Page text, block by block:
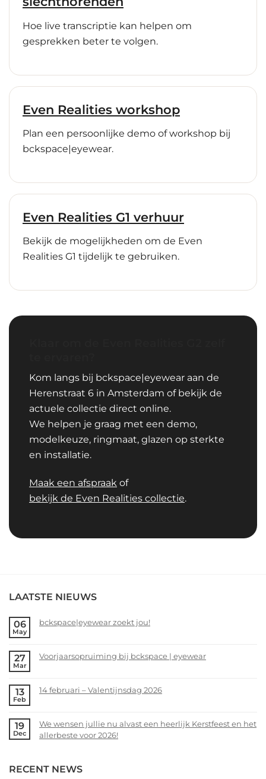
Hoe live transcriptie kan helpen om
gesprekken beter te volgen.
Even Realities workshop
Plan een persoonlijke demo of workshop bij
bckspace|eyewear.
Even Realities G1 verhuur
Bekijk de mogelijkheden om de Even
Realities G1 tijdelijk te gebruiken.
Kom langs bij bckspace|eyewear aan de
Herenstraat 6 in Amsterdam of bekijk de
actuele collectie direct online.
We helpen je graag met een demo,
modelkeuze, ringmaat, glazen op sterkte
en installatie.
Maak een afspraak of
bekijk de Even Realities collectie.
LAATSTE NIEUWS
06
May
bckspace|eyewear zoekt jou!
on
jou!
27
Mar
Voorjaarsopruiming bij bckspace | eyewear
on
bckspace
|
13
Feb
14 februari – Valentijnsdag 2026
on
14
Valentijnsdag
19
Dec
We wensen jullie nu alvast een heerlijk Kerstfeest en het
allerbeste voor 2026!
on
RECENT NEWS